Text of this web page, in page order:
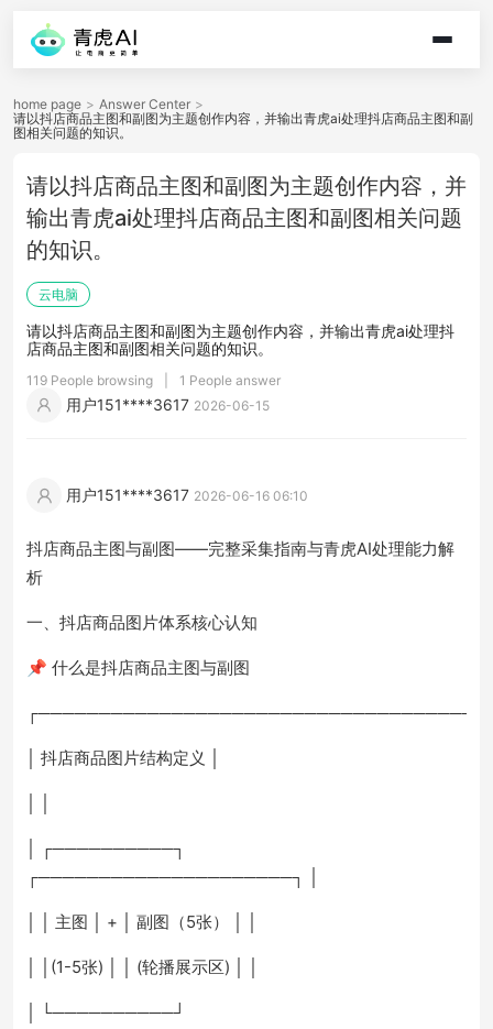
home page > Answer Center >
请以抖店商品主图和副图为主题创作内容，并输出青虎ai处理抖店商品主图和副
图相关问题的知识。
请以抖店商品主图和副图为主题创作内容，并
输出青虎ai处理抖店商品主图和副图相关问题
的知识。
云电脑
请以抖店商品主图和副图为主题创作内容，并输出青虎ai处理抖
店商品主图和副图相关问题的知识。
119 People browsing 1 People answer
用户151****3617 2026-06-15
用户151****3617 2026-06-16 06:10
抖店商品主图与副图——完整采集指南与青虎AI处理能力解
析
一、抖店商品图片体系核心认知
📌 什么是抖店商品主图与副图
│ 抖店商品图片结构定义 │
│ ┌──────────┐
┌─────────────────────┐ │
│ │ 主图 │ + │ 副图（5张） │ │
│ │(1-5张) │ │ (轮播展示区) │ │
│ └──────────┘